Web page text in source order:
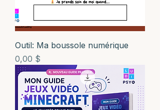
Outil: Ma boussole numérique
Prix
0,00 $